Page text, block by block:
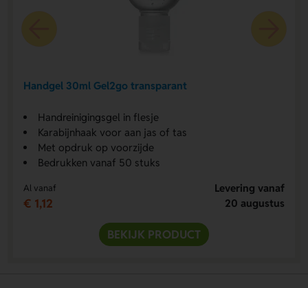
Handgel 30ml Gel2go transparant
Handreinigingsgel in flesje
Karabijnhaak voor aan jas of tas
Met opdruk op voorzijde
Bedrukken vanaf 50 stuks
Al vanaf
€ 1,12
Levering vanaf
20 augustus
BEKIJK PRODUCT